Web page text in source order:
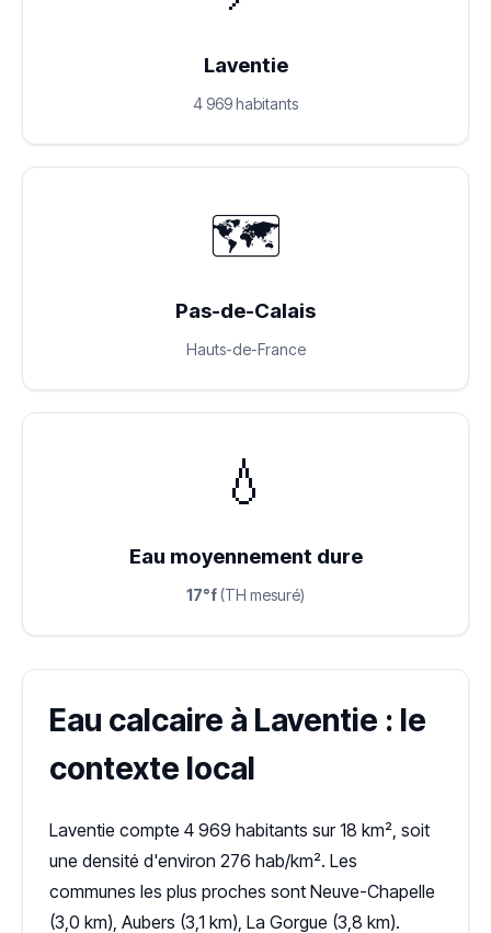
Laventie
4 969 habitants
🗺️
Pas-de-Calais
Hauts-de-France
💧
Eau moyennement dure
17°f (TH mesuré)
Eau calcaire à Laventie : le
contexte local
Laventie compte 4 969 habitants sur 18 km², soit
une densité d'environ 276 hab/km². Les
communes les plus proches sont Neuve-Chapelle
(3,0 km), Aubers (3,1 km), La Gorgue (3,8 km).